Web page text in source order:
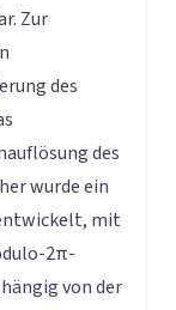
Zur
des
des
wurde ein
mit
2π-
von der